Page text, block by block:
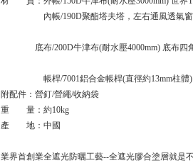
內帳/190D聚酯塔夫塔，左右通風透氣窗
底布/200D牛津布(耐水壓4000mm) 底布四角
帳桿/7001鋁合金帳桿(直徑約13mm柱體)
附配件：營釘/營繩/收納袋
重 量：約10kg
產 地：中國
業界首創業全遮光防曬工藝--全遮光膠合塗層就是